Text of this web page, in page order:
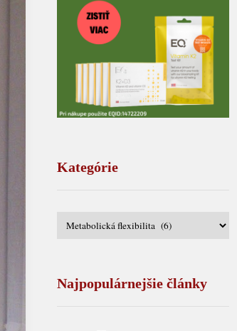
Kategórie
Najpopulárnejšie články